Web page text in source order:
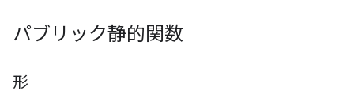
パブリック静的関数
形